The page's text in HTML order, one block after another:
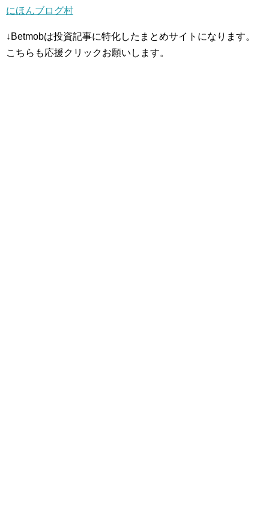
にほんブログ村
↓Betmobは投資記事に特化したまとめサイトになります。
こちらも応援クリックお願いします。